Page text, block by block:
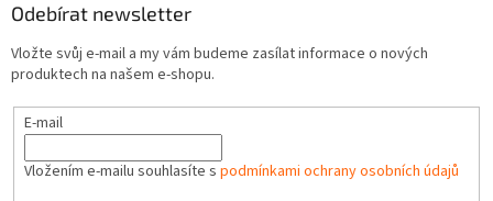
Odebírat newsletter
Vložte svůj e-mail a my vám budeme zasílat informace o nových
produktech na našem e-shopu.
E-mail
Vložením e-mailu souhlasíte s podmínkami ochrany osobních údajů